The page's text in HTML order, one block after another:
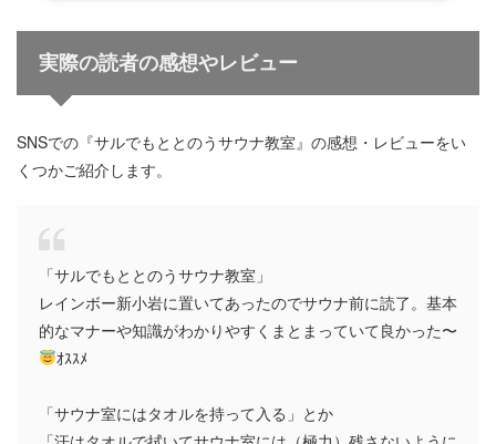
実際の読者の感想やレビュー
SNSでの『サルでもととのうサウナ教室』の感想・レビューをい
くつかご紹介します。
「サルでもととのうサウナ教室」
レインボー新小岩に置いてあったのでサウナ前に読了。基本
的なマナーや知識がわかりやすくまとまっていて良かった〜
ｵｽｽﾒ
「サウナ室にはタオルを持って入る」とか